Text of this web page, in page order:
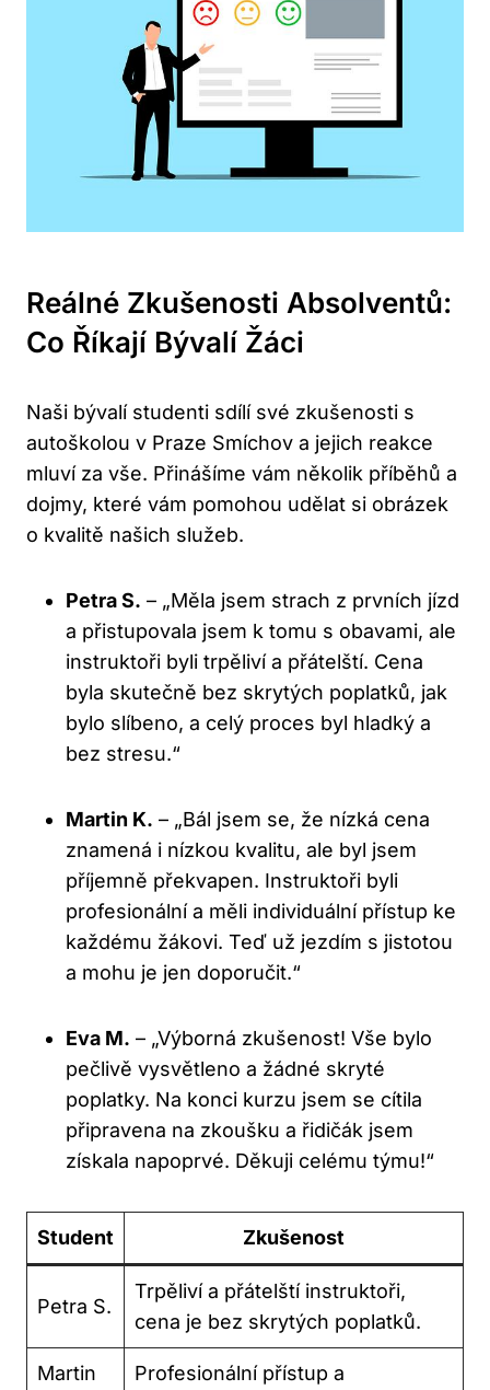
Reálné Zkušenosti Absolventů:
Co Říkají Bývalí Žáci
Naši bývalí studenti sdílí své zkušenosti s
autoškolou v Praze Smíchov a jejich reakce
mluví za vše. Přinášíme vám několik příběhů a
dojmy, které vám pomohou udělat si obrázek
o kvalitě našich služeb.
Petra S. – „Měla jsem strach z prvních jízd
a přistupovala jsem k tomu s obavami, ale
instruktoři byli trpěliví a přátelští. Cena
byla skutečně bez skrytých poplatků, jak
bylo slíbeno, a celý proces byl hladký a
bez stresu.“
Martin K. – „Bál jsem se, že nízká cena
znamená i nízkou kvalitu, ale byl jsem
příjemně překvapen. Instruktoři byli
profesionální a měli individuální přístup ke
každému žákovi. Teď už jezdím s jistotou
a mohu je jen doporučit.“
Eva M. – „Výborná zkušenost! Vše bylo
pečlivě vysvětleno a žádné skryté
poplatky. Na konci kurzu jsem se cítila
připravena na zkoušku a řidičák jsem
získala napoprvé. Děkuji celému týmu!“
Student Zkušenost
Petra S.
Trpěliví a přátelští instruktoři,
cena je bez skrytých poplatků.
Martin
Profesionální přístup a